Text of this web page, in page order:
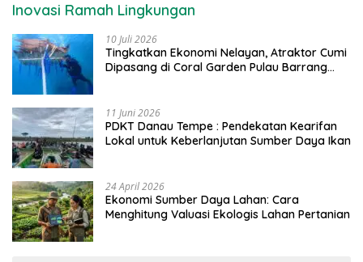
Inovasi Ramah Lingkungan
10 Juli 2026
Tingkatkan Ekonomi Nelayan, Atraktor Cumi
Dipasang di Coral Garden Pulau Barrang
11 Juni 2026
PDKT Danau Tempe : Pendekatan Kearifan
Lokal untuk Keberlanjutan Sumber Daya Ikan
24 April 2026
Ekonomi Sumber Daya Lahan: Cara
Menghitung Valuasi Ekologis Lahan Pertanian